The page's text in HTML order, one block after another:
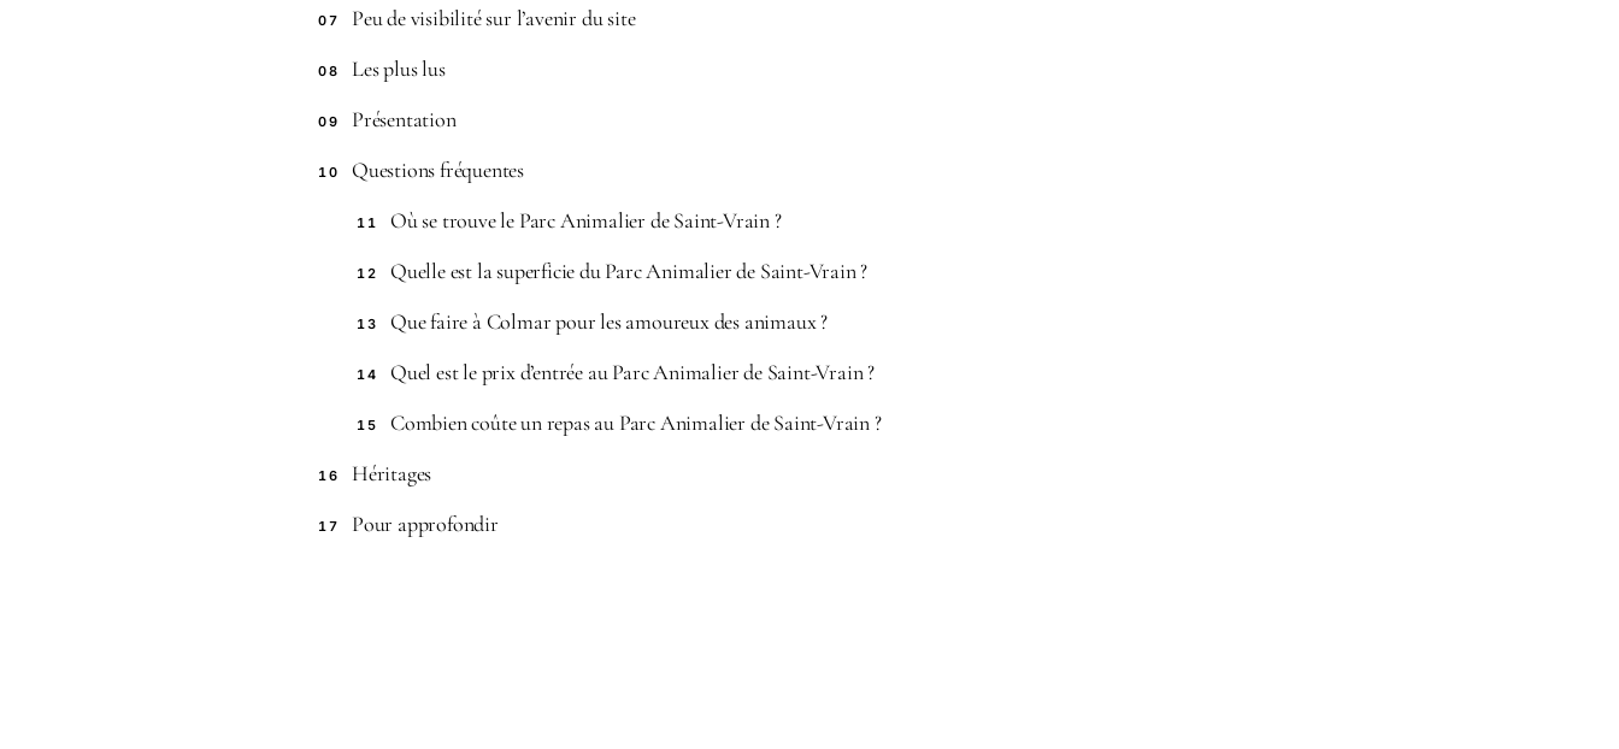
07 Peu de visibilité sur l’avenir du site
08 Les plus lus
09 Présentation
10 Questions fréquentes
11 Où se trouve le Parc Animalier de Saint-Vrain ?
12 Quelle est la superficie du Parc Animalier de Saint-Vrain ?
13 Que faire à Colmar pour les amoureux des animaux ?
14 Quel est le prix d’entrée au Parc Animalier de Saint-Vrain ?
15 Combien coûte un repas au Parc Animalier de Saint-Vrain ?
16 Héritages
17 Pour approfondir